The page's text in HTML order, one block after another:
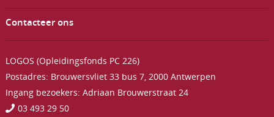
Contacteer ons
LOGOS (Opleidingsfonds PC 226)
Postadres: Brouwersvliet 33 bus 7, 2000 Antwerpen
Ingang bezoekers: Adriaan Brouwerstraat 24
03 493 29 50